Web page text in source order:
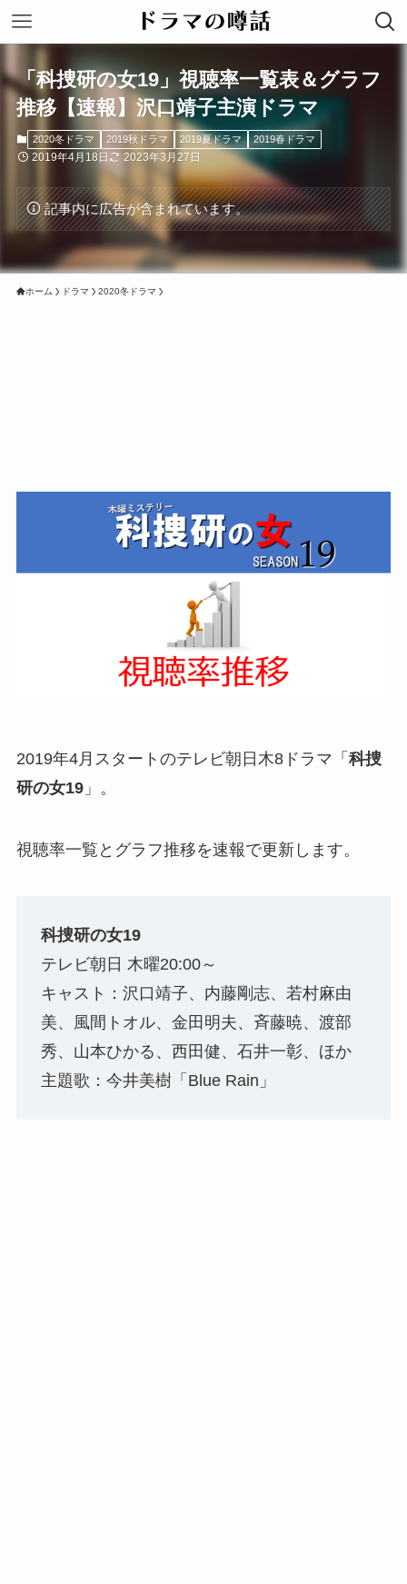
「科捜研の女19」視聴率一覧表＆グラフ
推移【速報】沢口靖子主演ドラマ
2020冬ドラマ 2019秋ドラマ 2019夏ドラマ 2019春ドラマ
2019年4月18日 2023年3月27日
記事内に広告が含まれています。
ホーム ドラマ 2020冬ドラマ
2019年4月スタートのテレビ朝日木8ドラマ「 科捜
研の女19」。
視聴率一覧とグラフ推移を速報で更新します。
科捜研の女19
テレビ朝日 木曜20:00～
キャスト：沢口靖子、内藤剛志、若村麻由
美、風間トオル、金田明夫、斉藤暁、渡部
秀、山本ひかる、西田健、石井一彰、ほか
主題歌：今井美樹「Blue Rain」